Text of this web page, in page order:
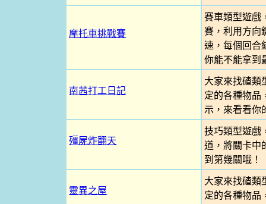
摩托車挑戰賽
賽車類型遊戲
賽，利用方向
速，每個回合
你能不能拿到
南茜打工日記
大家來找碴類
定的各種物品
示，來看看你
殭屍炸翻天
技巧類型遊戲
道，將關卡中
到第幾關哦！
靈異之屋
大家來找碴類
定的各種物品